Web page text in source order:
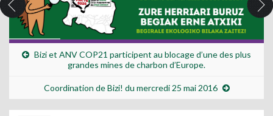
Bizi et ANV COP21 participent au blocage d’une des plus
grandes mines de charbon d’Europe.
Coordination de Bizi! du mercredi 25 mai 2016